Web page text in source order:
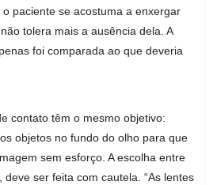
paciente se acostuma a enxergar
tolera mais a ausência dela. A
foi comparada ao que deveria
contato têm o mesmo objetivo:
objetos no fundo do olho para que
sem esforço. A escolha entre
ser feita com cautela. “As lentes